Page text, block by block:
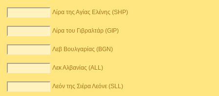
Λίρα της Αγίας Ελένης (SHP)
Λίρα του Γιβραλτάρ (GIP)
Λεβ Βουλγαρίας (BGN)
Λεκ Αλβανίας (ALL)
Λεόν της Σιέρα Λεόνε (SLL)